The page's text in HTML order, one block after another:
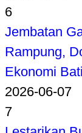
6
Jembatan
Rampung,
Ekonomi
2026-06-07
7